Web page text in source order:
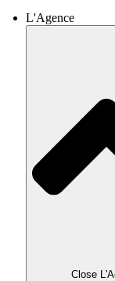
L'Agence
Close